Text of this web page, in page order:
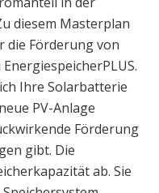
diesem Masterplan
die Förderung von
Ihre Solarbatterie
PV-Anlage
Förderung
gibt. Die
ab. Sie